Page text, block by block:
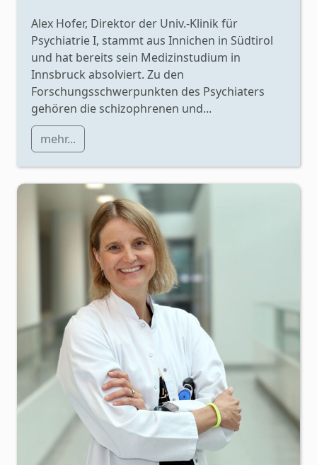
Alex Hofer, Direktor der Univ.-Klinik für
Psychiatrie I, stammt aus Innichen in Südtirol
und hat bereits sein Medizinstudium in
Innsbruck absolviert. Zu den
Forschungsschwerpunkten des Psychiaters
gehören die schizophrenen und...
mehr...